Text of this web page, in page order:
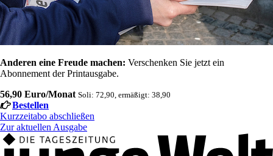
Anderen eine Freude machen: Verschenken Sie jetzt ein
Abonnement der Printausgabe.
56,90 Euro/Monat Soli: 72,90, ermäßigt: 38,90
Bestellen
Kurzzeitabo abschließen
Zur aktuellen Ausgabe